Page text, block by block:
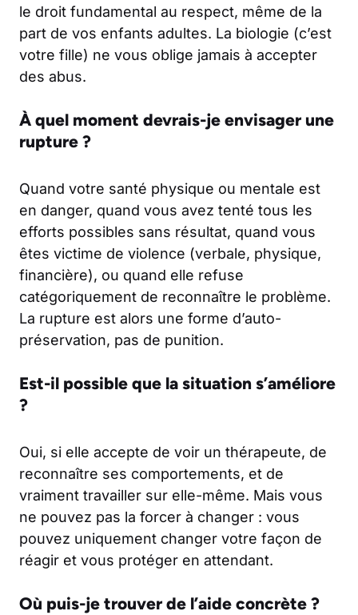
le droit fundamental au respect, même de la
part de vos enfants adultes. La biologie (c’est
votre fille) ne vous oblige jamais à accepter
des abus.
À quel moment devrais-je envisager une
rupture ?
Quand votre santé physique ou mentale est
en danger, quand vous avez tenté tous les
efforts possibles sans résultat, quand vous
êtes victime de violence (verbale, physique,
financière), ou quand elle refuse
catégoriquement de reconnaître le problème.
La rupture est alors une forme d’auto-
préservation, pas de punition.
Est-il possible que la situation s’améliore
?
Oui, si elle accepte de voir un thérapeute, de
reconnaître ses comportements, et de
vraiment travailler sur elle-même. Mais vous
ne pouvez pas la forcer à changer : vous
pouvez uniquement changer votre façon de
réagir et vous protéger en attendant.
Où puis-je trouver de l’aide concrète ?